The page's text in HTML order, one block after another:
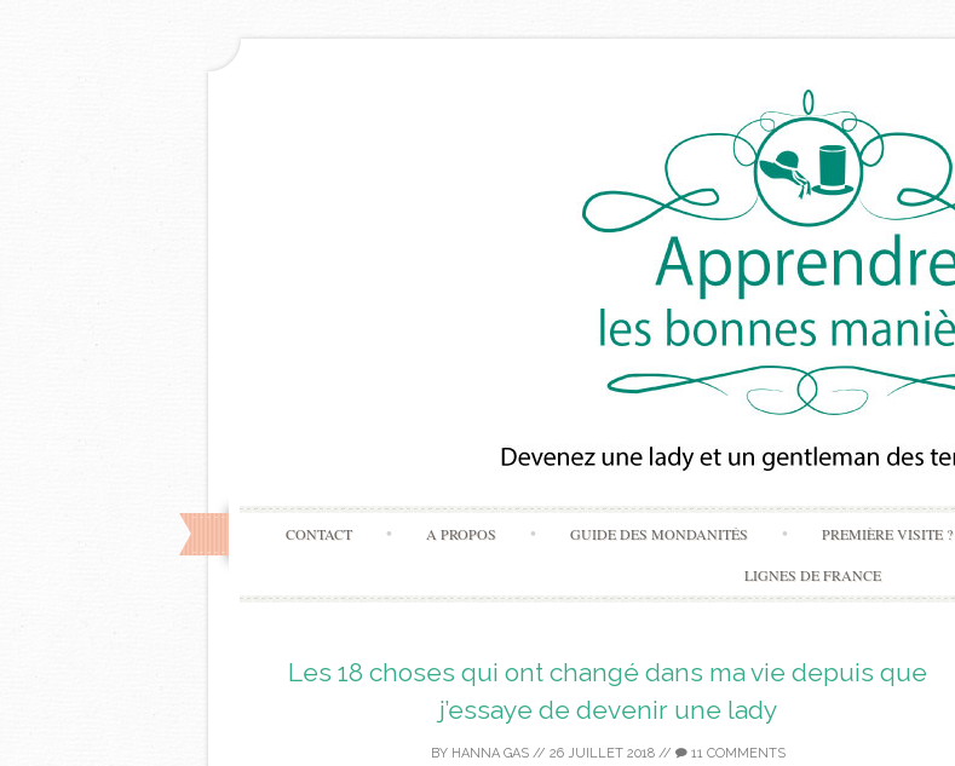
Skip
to
content
CONTACT A PROPOS GUIDE DES MONDANITÉS PREMIÈRE VISITE ?
LIGNES DE FRANCE
Les 18 choses qui ont changé dans ma vie depuis que
j’essaye de devenir une lady
BY HANNA GAS// 26 JUILLET 2018// 11 COMMENTS